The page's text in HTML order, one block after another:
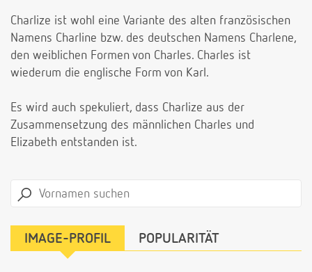
Charlize ist wohl eine Variante des alten französischen
Namens Charline bzw. des deutschen Namens Charlene,
den weiblichen Formen von Charles. Charles ist
wiederum die englische Form von Karl.
Es wird auch spekuliert, dass Charlize aus der
Zusammensetzung des männlichen Charles und
Elizabeth entstanden ist.
IMAGE-PROFIL POPULARITÄT